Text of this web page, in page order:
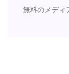
無料のメディ